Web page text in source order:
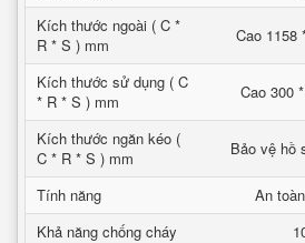
Kích thước ngoài ( C *
R * S ) mm
Cao 1158
Kích thước sử dụng ( C
* R * S ) mm
Cao 300
Kích thước ngăn kéo (
C * R * S ) mm
Bảo vệ hồ
Tính năng
An
Khả năng chống cháy